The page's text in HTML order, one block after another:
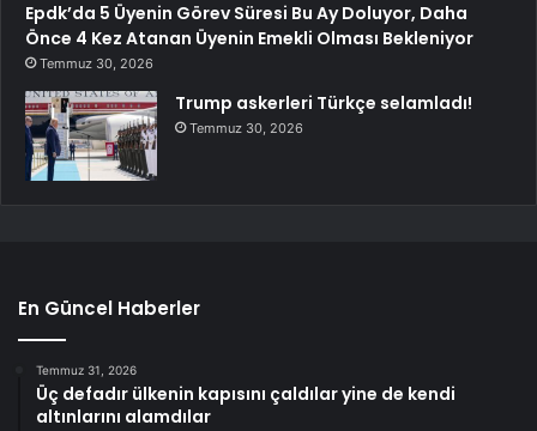
Epdk’da 5 Üyenin Görev Süresi Bu Ay Doluyor, Daha
Önce 4 Kez Atanan Üyenin Emekli Olması Bekleniyor
Temmuz 30, 2026
Trump askerleri Türkçe selamladı!
Temmuz 30, 2026
En Güncel Haberler
Temmuz 31, 2026
Üç defadır ülkenin kapısını çaldılar yine de kendi
altınlarını alamdılar